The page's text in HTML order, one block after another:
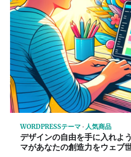
WORDPRESSテーマ 人気商品
デザインの自由を手に入れ
マがあなたの創造力をウェブ